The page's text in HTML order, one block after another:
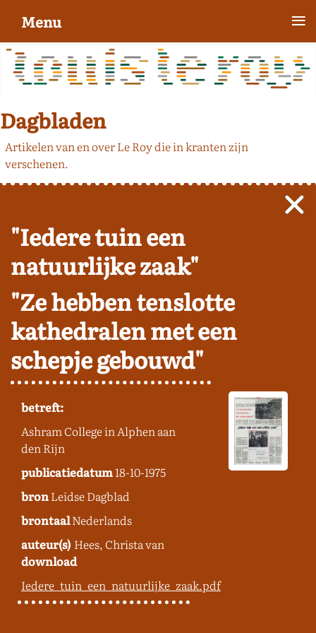
Dagbladen
Artikelen van en over Le Roy die in kranten zijn
verschenen.
"Iedere tuin een
natuurlijke zaak"
"Ze hebben tenslotte
kathedralen met een
schepje gebouwd"
betreft:
Ashram College in Alphen aan
den Rijn
publicatiedatum18-10-1975
bronLeidse Dagblad
brontaalNederlands
auteur(s) Hees, Christa van
download
Iedere_tuin_een_natuurlijke_zaak.pdf
Menu ≡